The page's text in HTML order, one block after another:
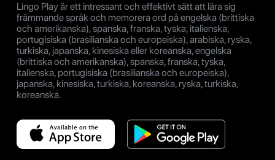
Lingo Play är ett intressant och effektivt sätt att lära sig
främmande språk och memorera ord på engelska (brittiska
och amerikanska), spanska, franska, tyska, italienska,
portugisiska (brasilianska och europeiska), arabiska, ryska,
turkiska, japanska, kinesiska eller koreanska, engelska
(brittiska och amerikanska), spanska, franska, tyska,
italienska, portugisiska (brasilianska och europeiska),
japanska, kinesiska, turkiska, koreanska, ryska, turkiska,
koreanska.